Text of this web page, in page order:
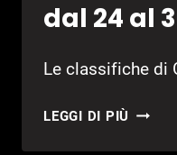
dal 24 al
Le classifiche di
LEGGI DI PIÙ